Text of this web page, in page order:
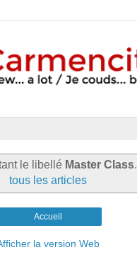
le libellé Master Class.
tous les articles
Accueil
la version Web